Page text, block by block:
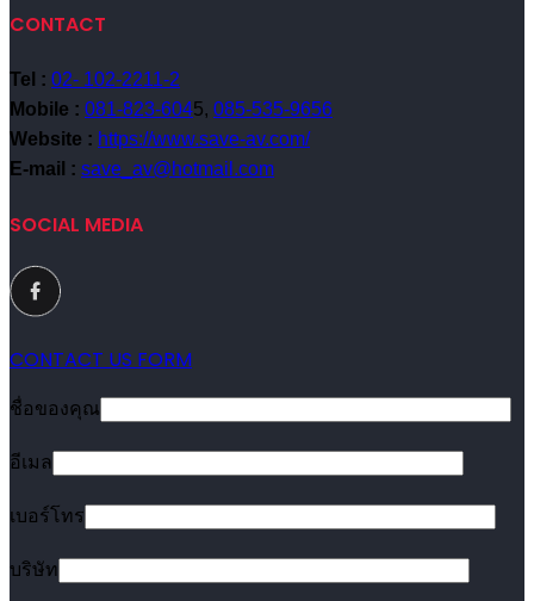
CONTACT
Tel : 02- 102-2211-2
Mobile : 081-823-6045, 085-535-9656
Website : https://www.save-av.com/
E-mail : save_av@hotmail.com
SOCIAL MEDIA
CONTACT US FORM
ชื่อของคุณ
อีเมล
เบอร์โทร
บริษัท